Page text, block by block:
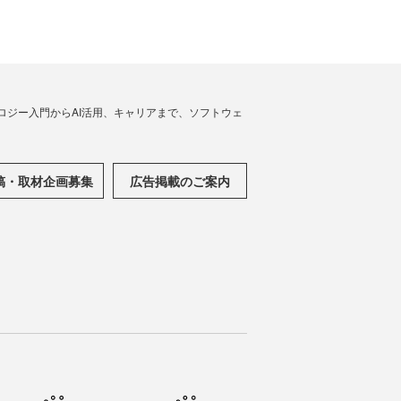
ー入門からAI活用、キャリアまで、ソフトウェ
・取材企画募集 広告掲載のご案内